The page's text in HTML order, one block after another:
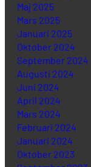
Maj 2025
Mars 2025
Januari 2025
Oktober 2024
September 2024
Augusti 2024
Juni 2024
April 2024
Mars 2024
Februari 2024
Januari 2024
Oktober 2023